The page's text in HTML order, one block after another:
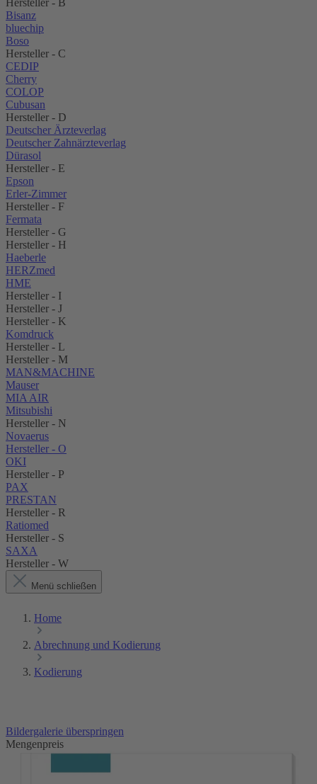
Hersteller - B
Bisanz
bluechip
Boso
Hersteller - C
CEDIP
Cherry
COLOP
Cubusan
Hersteller - D
Deutscher Ärzteverlag
Deutscher Zahnärzteverlag
Dürasol
Hersteller - E
Epson
Erler-Zimmer
Hersteller - F
Fermata
Hersteller - G
Hersteller - H
Haeberle
HERZmed
HME
Hersteller - I
Hersteller - J
Hersteller - K
Komdruck
Hersteller - L
Hersteller - M
MAN&MACHINE
Mauser
MIA AIR
Mitsubishi
Hersteller - N
Novaerus
Hersteller - O
OKI
Hersteller - P
PAX
PRESTAN
Hersteller - R
Ratiomed
Hersteller - S
SAXA
Hersteller - W
Menü schließen
Home
Abrechnung und Kodierung
Kodierung
Bildergalerie überspringen
Mengenpreis